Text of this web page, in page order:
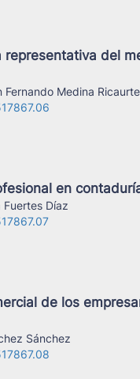
del
Medina
en
Díaz
de los
Sánchez